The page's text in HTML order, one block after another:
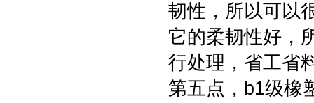
韧性，所以可以
它的柔韧性好，
行处理，省工省
第五点，b1级橡